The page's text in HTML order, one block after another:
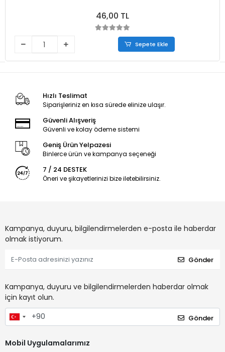
46,00 TL
Sepete Ekle
Hızlı Teslimat
Siparişleriniz en kısa sürede elinize ulaşır.
Güvenli Alışveriş
Güvenli ve kolay ödeme sistemi
Geniş Ürün Yelpazesi
Binlerce ürün ve kampanya seçeneği
7 / 24 DESTEK
Öneri ve şikayetlerinizi bize iletebilirsiniz.
Kampanya, duyuru, bilgilendirmelerden e-posta ile haberdar
olmak istiyorum.
Gönder
Kampanya, duyuru ve bilgilendirmelerden haberdar olmak
için kayıt olun.
Gönder
Mobil Uygulamalarımız